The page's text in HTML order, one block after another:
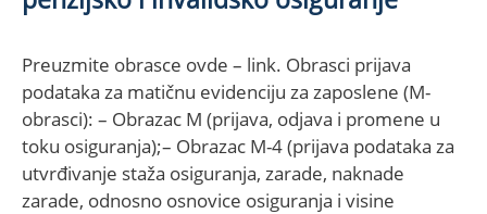
Preuzmite obrasce ovde – link. Obrasci prijava
podataka za matičnu evidenciju za zaposlene (M-
obrasci): – Obrazac M (prijava, odjava i promene u
toku osiguranja);– Obrazac M-4 (prijava podataka za
utvrđivanje staža osiguranja, zarade, naknade
zarade, odnosno osnovice osiguranja i visine